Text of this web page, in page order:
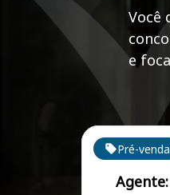
Você
e
Cursos em
Pré-venda